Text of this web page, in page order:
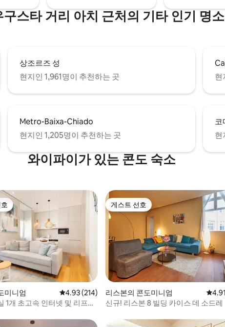
구스타 거리 아치 근처의 기타 인기 명소
상조르즈 성
현지인 1,961명이 추천하는 곳
현
Metro-Baixa-Chiado
현지인 1,205명이 추천하는 곳
코
현
와이파이가 있는 콘도 숙소
193개
선호
미니엄 평점 4.93점(5점 만점), 후기 214개
4.93 (214)
1개 초고속 인터넷 및 리프
게스트 선호
게스트 선호
리스본의 콘도미니엄 평점
신규! 리스본 8 빌딩 카이스 데 소드레